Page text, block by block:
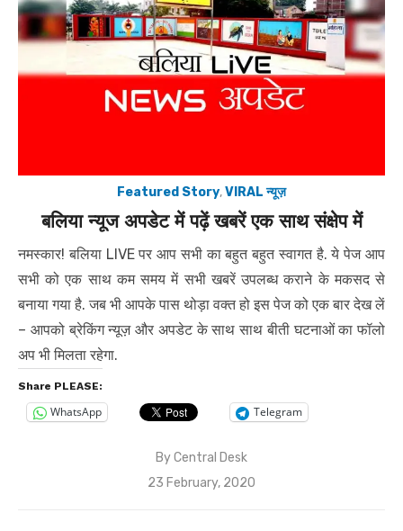
Featured Story,VIRAL न्यूज़
बलिया न्यूज अपडेट में पढ़ें खबरें एक साथ संक्षेप में
नमस्कार! बलिया LIVE पर आप सभी का बहुत बहुत स्वागत है. ये पेज आप
सभी को एक साथ कम समय में सभी खबरें उपलब्ध कराने के मकसद से
बनाया गया है. जब भी आपके पास थोड़ा वक्त हो इस पेज को एक बार देख लें
– आपको ब्रेकिंग न्यूज़ और अपडेट के साथ साथ बीती घटनाओं का फॉलो
अप भी मिलता रहेगा.
Share PLEASE:
WhatsApp Telegram
ByCentral Desk
Posted
23 February, 2020